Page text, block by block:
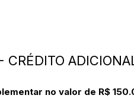
no valor de R$